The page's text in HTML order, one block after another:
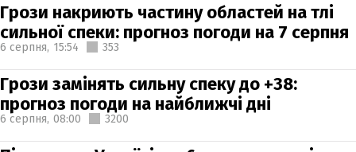
Грози накриють частину областей на тлі
сильної спеки: прогноз погоди на 7 серпня
6 серпня, 15:54 353
Грози замінять сильну спеку до +38:
прогноз погоди на найближчі дні
6 серпня, 08:00 3200